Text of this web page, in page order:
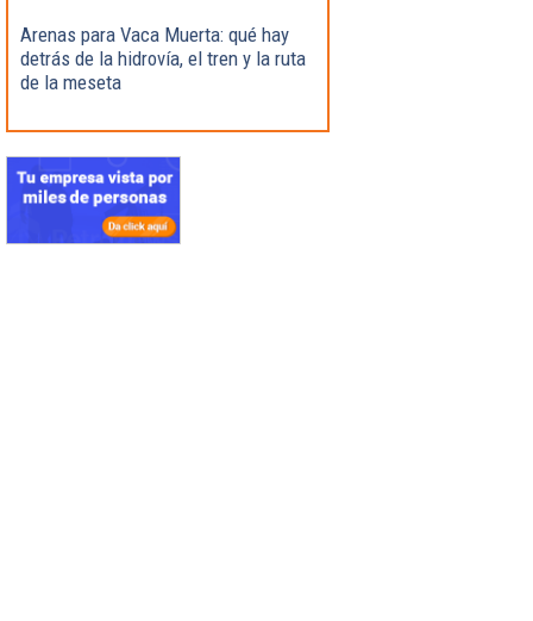
Arenas para Vaca Muerta: qué hay
detrás de la hidrovía, el tren y la ruta
de la meseta